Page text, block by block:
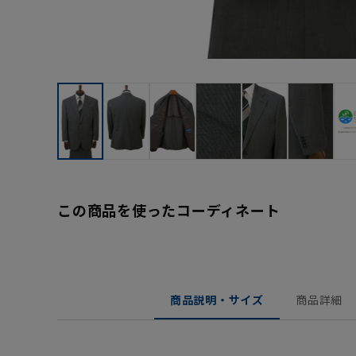
この商品を使ったコーディネート
商品説明・サイズ 商品詳細